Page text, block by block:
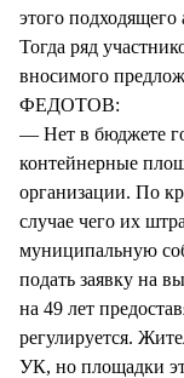
этого подходящего
Тогда ряд
вносимого
ФЕДОТОВ:
— Нет в бюджете
контейнерные
организации. По
случае чего их
муниципальную
подать заявку на
на 49 лет
регулируется.
УК, но площадки